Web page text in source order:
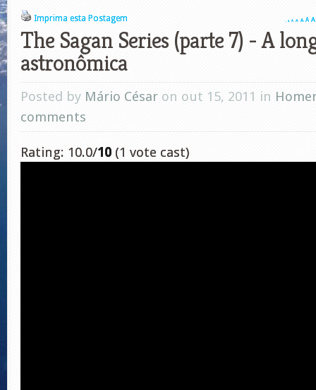
Imprima esta Postagem A A A A A A A
The Sagan Series (parte 7) - A
astronômica
Posted by Mário César on out 15, 2011 in
comments
Rating: 10.0/10 (1 vote cast)